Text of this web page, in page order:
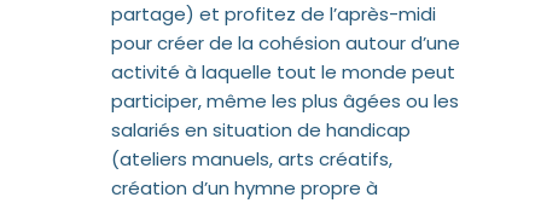
partage) et profitez de l’après-midi
pour créer de la cohésion autour d’une
activité à laquelle tout le monde peut
participer, même les plus âgées ou les
salariés en situation de handicap
(ateliers manuels, arts créatifs,
création d’un hymne propre à